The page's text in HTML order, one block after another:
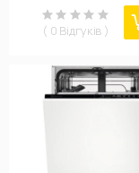
( 0 Відгуків )